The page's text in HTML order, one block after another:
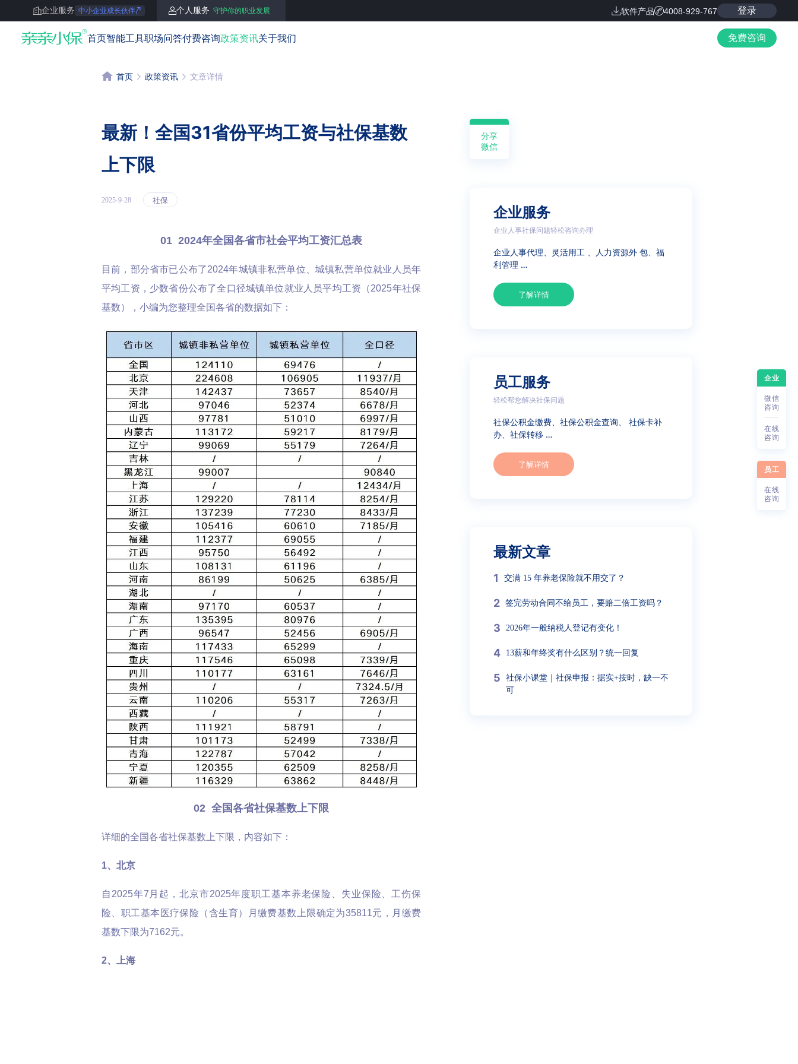
企业服务 中小企业成长伙伴 个人服务 守护你的职业发展 软件产品 4008-929-767 登录
亲亲小保 首页智能工具职场问答付费咨询政策资讯关于我们 免费咨询
首页 政策资讯 文章详情
最新！全国31省份平均工资与社保基数
上下限
2025-9-28 社保
01 2024年全国各省市社会平均工资汇总表
目前，部分省市已公布了2024年城镇非私营单位、城镇私营单位就业人员年
平均工资，少数省份公布了全口径城镇单位就业人员平均工资（2025年社保
基数），小编为您整理全国各省的数据如下：
02 全国各省社保基数上下限
详细的全国各省社保基数上下限，内容如下：
1、 北京
自2025年7月起，北京市2025年度职工基本养老保险、失业保险、工伤保
险、职工基本医疗保险（含生育）月缴费基数上限确定为35811元，月缴费
基数下限为7162元。
2、 上海
分享
微信
企业服务
企业人事社保问题轻松咨询办理
企业人事代理、灵活用工 、人力资源外 包、福
利管理 …
了解详情
员工服务
轻松帮您解决社保问题
社保公积金缴费、社保公积金查询、 社保卡补
办、社保转移 …
了解详情
最新文章
1 交满 15 年养老保险就不用交了？
2 签完劳动合同不给员工，要赔二倍工资吗？
3 2026年一般纳税人登记有变化！
4 13薪和年终奖有什么区别？统一回复
5
社保小课堂｜社保申报：据实+按时，缺一不
可
企业
微信
咨询
在线
咨询
员工
在线
咨询